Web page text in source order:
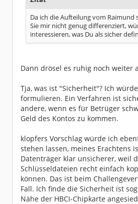
Da ich die Aufteilung vom Raimund
Sie mir nicht genug differenziert,
interessieren, was Du als sicher
Dann drösel es ruhig noch weiter
Tja, was ist "Sicherheit"? Ich
formulieren. Ein Verfahren ist
andere, wenn es für Betrüger
Geld des Kontos zu kommen.
klopfers Vorschlag würde ich
stehen lassen, meines Erachtens
Datenträger klar unsicherer, weil
Schlüsseldateien recht einfach
können. Das ist beim
Fall. Ich finde die Sicherheit ist
Nähe der HBCI-Chipkarte